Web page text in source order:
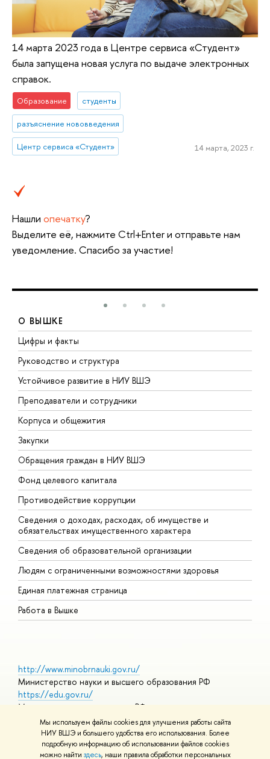
Мы используем файлы cookies для улучшения работы сайта
НИУ ВШЭ и большего удобства его использования. Более
подробную информацию об использовании файлов cookies
можно найти здесь, наши правила обработки персональных
14 марта 2023 года в Центре сервиса «Студент»
была запущена новая услуга по выдаче электронных
справок.
Образование студенты
разъяснение нововведения
Центр сервиса «Студент» 14 марта, 2023 г.
Нашли опечатку?
Выделите её, нажмите Ctrl+Enter и отправьте нам
уведомление. Спасибо за участие!
О ВЫШКЕ
Цифры и факты
Руководство и структура
Устойчивое развитие в НИУ ВШЭ
Преподаватели и сотрудники
Корпуса и общежития
Закупки
Обращения граждан в НИУ ВШЭ
Фонд целевого капитала
Противодействие коррупции
Сведения о доходах, расходах, об имуществе и
обязательствах имущественного характера
Сведения об образовательной организации
Людям с ограниченными возможностями здоровья
Единая платежная страница
Работа в Вышке
http://www.minobrnauki.gov.ru/
Министерство науки и высшего образования РФ
https://edu.gov.ru/
Министерство просвещения РФ
https://elearning.hse.ru/mooc
Массовые открытые онлайн-курсы